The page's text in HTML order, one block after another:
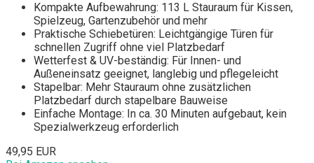
Kompakte Aufbewahrung: 113 L Stauraum für Kissen,
Spielzeug, Gartenzubehör und mehr
Praktische Schiebetüren: Leichtgängige Türen für
schnellen Zugriff ohne viel Platzbedarf
Wetterfest & UV-beständig: Für Innen- und
Außeneinsatz geeignet, langlebig und pflegeleicht
Stapelbar: Mehr Stauraum ohne zusätzlichen
Platzbedarf durch stapelbare Bauweise
Einfache Montage: In ca. 30 Minuten aufgebaut, kein
Spezialwerkzeug erforderlich
49,95 EUR